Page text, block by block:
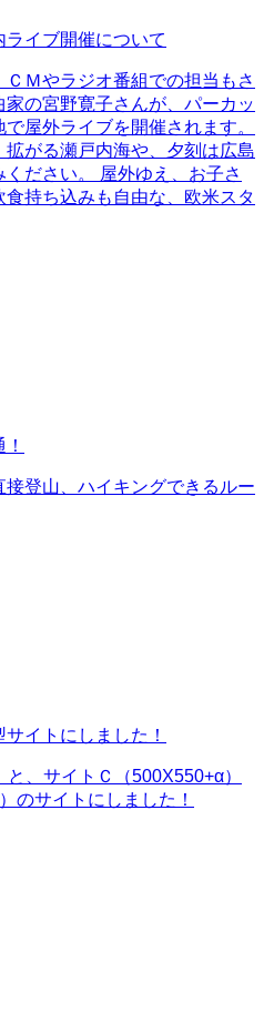
イブ開催について
Ｍやラジオ番組での担当もさ
の宮野寛子さんが、パーカッ
屋外ライブを開催されます。
がる瀬戸内海や、夕刻は広島
ださい。 屋外ゆえ、お子さ
持ち込みも自由な、欧米スタ
登山、ハイキングできるルー
イトにしました！
、サイトＣ（500X550+α）
のサイトにしました！